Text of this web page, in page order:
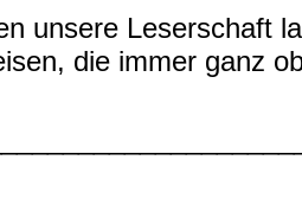
unsere Leserschaft
die immer ganz